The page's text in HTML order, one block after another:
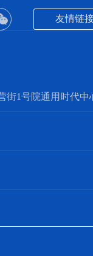
友情链
街1号院通用时代中